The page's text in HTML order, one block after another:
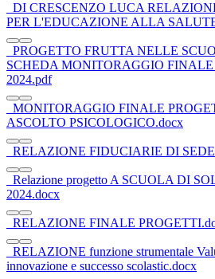
_DI CRESCENZO LUCA
PER L'EDUCAZIONE ALLA
_PROGETTO FRUTTA NELLE
SCHEDA MONITORAGGIO FINALE
2024.pdf
_MONITORAGGIO FINALE
ASCOLTO PSICOLOGICO.docx
_RELAZIONE FIDUCIARIE DI
_Relazione progetto A SCUOLA DI
2024.docx
_RELAZIONE FINALE
_RELAZIONE funzione strumentale
innovazione e successo scolastic.docx